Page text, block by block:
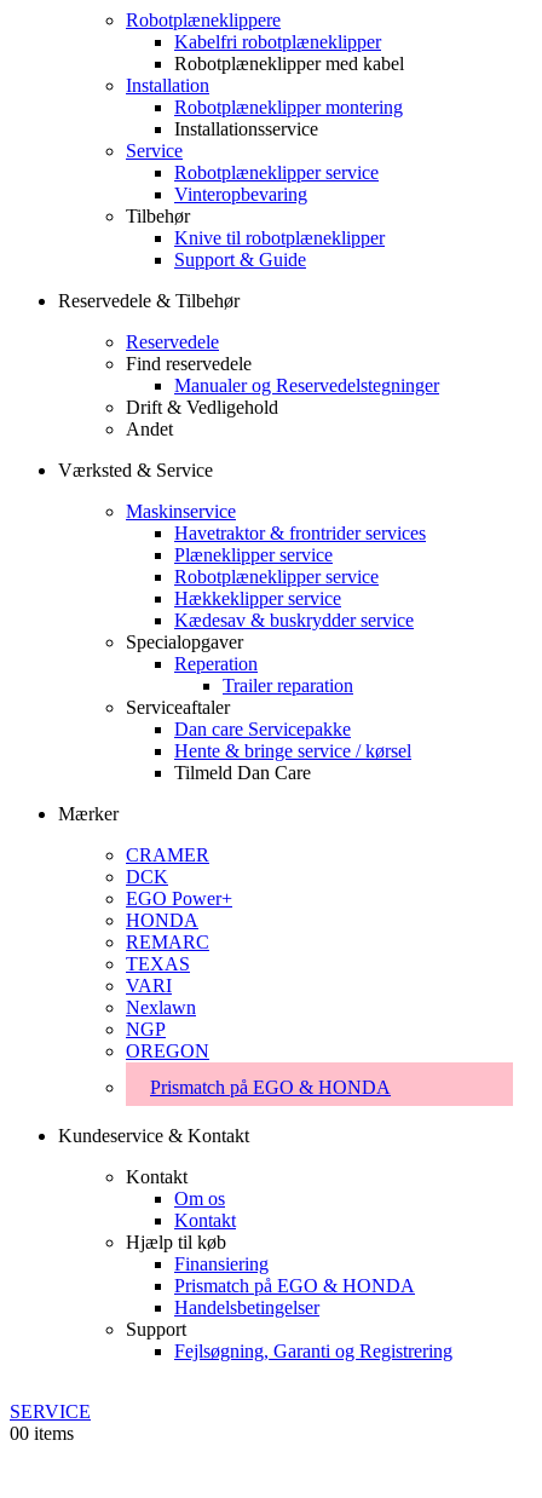
Robotplæneklippere
Kabelfri robotplæneklipper
Robotplæneklipper med kabel
Installation
Robotplæneklipper montering
Installationsservice
Service
Robotplæneklipper service
Vinteropbevaring
Tilbehør
Knive til robotplæneklipper
Support & Guide
Reservedele & Tilbehør
Reservedele
Find reservedele
Manualer og Reservedelstegninger
Drift & Vedligehold
Andet
Værksted & Service
Maskinservice
Havetraktor & frontrider services
Plæneklipper service
Robotplæneklipper service
Hækkeklipper service
Kædesav & buskrydder service
Specialopgaver
Reperation
Trailer reparation
Serviceaftaler
Dan care Servicepakke
Hente & bringe service / kørsel
Tilmeld Dan Care
Mærker
CRAMER
DCK
EGO Power+
HONDA
REMARC
TEXAS
VARI
Nexlawn
NGP
OREGON
Prismatch på EGO & HONDA
Kundeservice & Kontakt
Kontakt
Om os
Kontakt
Hjælp til køb
Finansiering
Prismatch på EGO & HONDA
Handelsbetingelser
Support
Fejlsøgning, Garanti og Registrering
SERVICE
00 items